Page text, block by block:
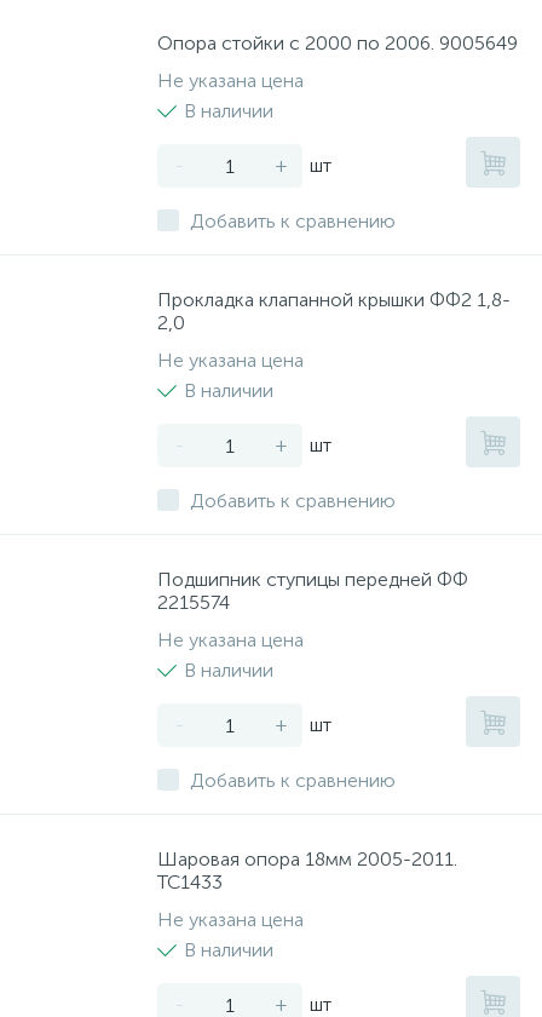
Опора стойки с 2000 по 2006. 9005649
Не указана цена
В наличии
- + шт
Добавить к сравнению
Прокладка клапанной крышки ФФ2 1,8-
2,0
Не указана цена
В наличии
- + шт
Добавить к сравнению
Подшипник ступицы передней ФФ
2215574
Не указана цена
В наличии
- + шт
Добавить к сравнению
Шаровая опора 18мм 2005-2011.
TC1433
Не указана цена
В наличии
- + шт